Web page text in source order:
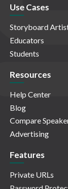
Use Cases
Storyboard
Educators
Students
Resources
Help Center
Blog
Compare
Advertising
Features
Private URLs